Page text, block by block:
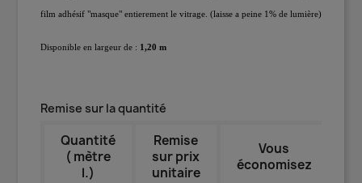
film adhésif "masque" entierement le vitrage. (laisse a peine 1% de lumière)
Disponible en largeur de : 1,20 m
Remise sur la quantité
Quantité
( mètre
l.)
Remise
sur prix
unitaire
Vous
économisez